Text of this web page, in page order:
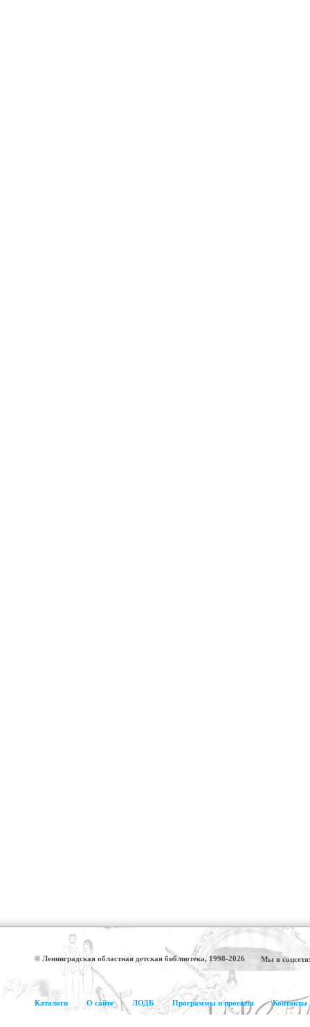
© Ленинградская областная детская библиотека, 1998-2026 Мы в
Каталоги О сайте ЛОДБ Программы и проекты Контакты